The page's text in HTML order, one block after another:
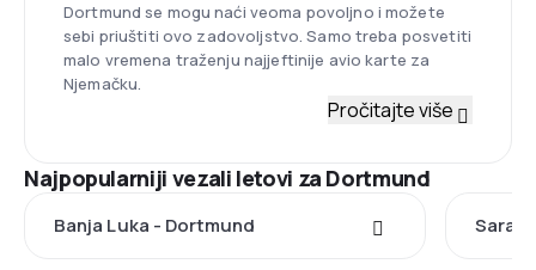
Dortmund se mogu naći veoma povoljno i možete
sebi priuštiti ovo zadovoljstvo. Samo treba posvetiti
malo vremena traženju najjeftinije avio karte za
Njemačku.
Pročitajte više
Najpopularniji vezali letovi za Dortmund
Banja Luka - Dortmund